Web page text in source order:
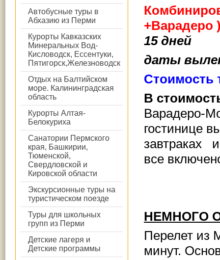
Автобусные туры в
Абхазию из Перми
Курорты Кавказских
Минеральных Вод-
Кисловодск, Ессентуки,
Пятигорск,Железноводск
Отдых на Балтийском
море. Калининградская
область
Курорты Алтая-
Белокуриха
Санатории Пермского
края, Башкирии,
Тюменской,
Свердловской и
Кировской области
Экскурсионные туры на
туристическом поезде
Туры для школьных
групп из Перми
Детские лагеря и
Детские программы
+Варадеро
15 дней
даты
Стоимость
В
Варадеро-
гостинице
завтраках
все
НЕМНОГО
Перелет из
минут.